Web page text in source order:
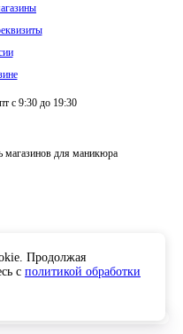
с 9:30 до 19:30
для маникюра
Продолжая
с политикой обработки